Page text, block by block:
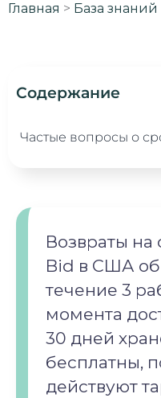
Главная > База знаний
Содержание
Частые вопросы о
Возвраты на
Bid в США
течение 3
момента
30 дней
бесплатны,
действуют